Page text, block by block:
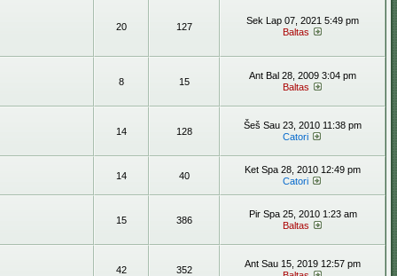
20 127
Sek Lap 07, 2021 5:49 pm
Baltas
8 15
Ant Bal 28, 2009 3:04 pm
Baltas
14 128
Šeš Sau 23, 2010 11:38 pm
Catori
14 40
Ket Spa 28, 2010 12:49 pm
Catori
15 386
Pir Spa 25, 2010 1:23 am
Baltas
42 352
Ant Sau 15, 2019 12:57 pm